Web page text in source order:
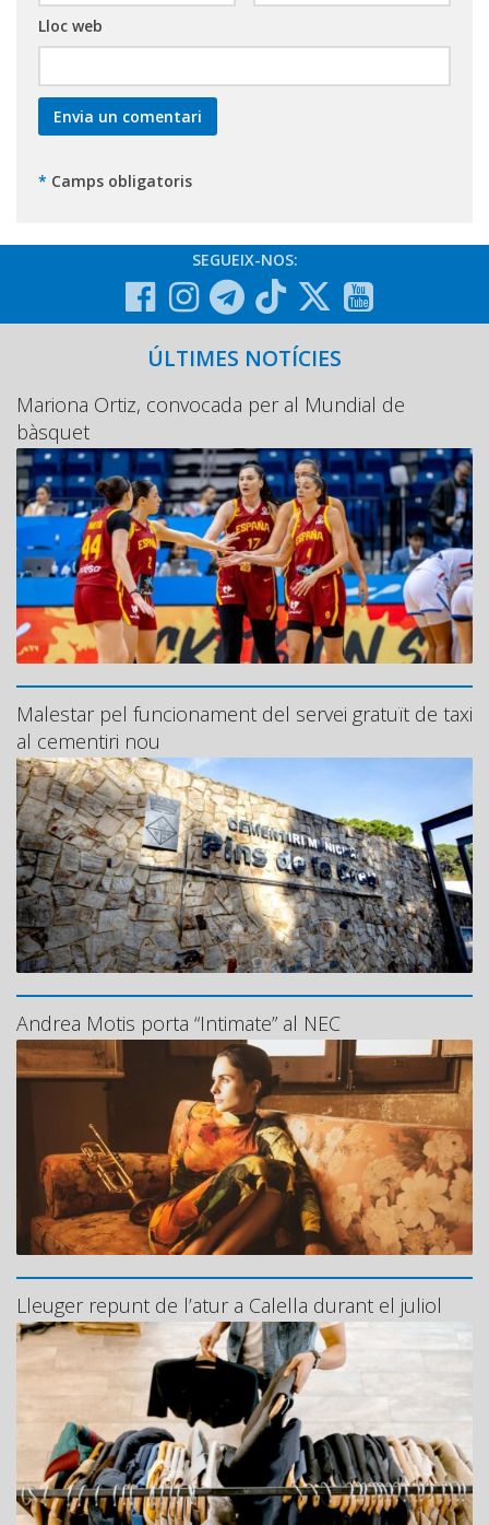
Lloc web
* Camps obligatoris
SEGUEIX-NOS:
ÚLTIMES NOTÍCIES
Mariona Ortiz, convocada per al Mundial de
bàsquet
Malestar pel funcionament del servei gratuït de taxi
al cementiri nou
Andrea Motis porta “Intimate” al NEC
Lleuger repunt de l’atur a Calella durant el juliol